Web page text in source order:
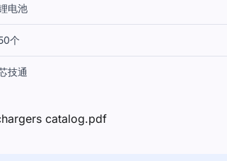
电池
个
技通
catalog.pdf